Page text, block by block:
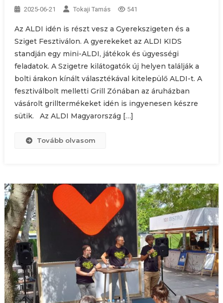
2025-06-21 Tokaji Tamás 541
Az ALDI idén is részt vesz a Gyerekszigeten és a
Sziget Fesztiválon. A gyerekeket az ALDI KIDS
standján egy mini-ALDI, játékok és ügyességi
feladatok. A Szigetre kilátogatók új helyen találják a
bolti árakon kínált választékával kitelepülő ALDI-t. A
fesztiválbolt melletti Grill Zónában az áruházban
vásárolt grilltermékeket idén is ingyenesen készre
sütik. Az ALDI Magyarország […]
Tovább olvasom